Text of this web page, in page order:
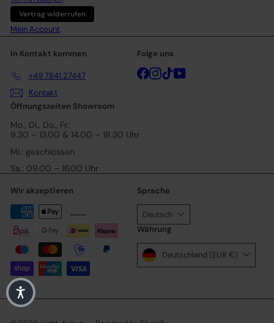
Vertrag widerrufen
Mein Account
In Kontakt kommen
+49 7841 27447
Kontakt
Folge uns
Facebook
Instagram
TikTok
Öffnungszeiten Showroom
Mo., Di., Do., Fr.:
9.30 – 13.00 & 14.00 – 18.30 Uhr
Mi.: geschlossen
Sa.: 09.00 – 16.00 Uhr
Wir akzeptieren Sprache
Deutsch
Währung
Deutschland (EUR €)